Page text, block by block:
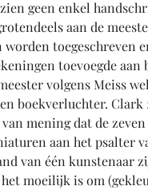
geen enkel
aan de
toegeschreven
toevoegde aan
volgens Meiss
boekverluchter. Clark
mening dat de zeven
aan het psalter
van één kunstenaar
moeilijk is om